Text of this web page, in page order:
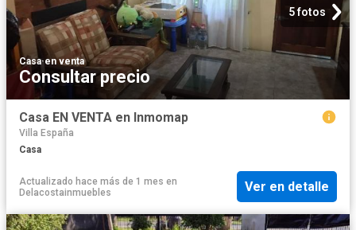
5 fotos
Casa·en venta
Consultar precio
Casa EN VENTA en Inmomap
Villa España
Casa
Actualizado hace más de 1 mes en
Delacostainmuebles
Ver en detalle